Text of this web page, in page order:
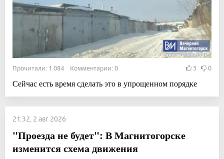
Прочитали: 1 084 Комментарии: 0 3 0
Сейчас есть время сделать это в упрощенном порядке
21:32, 2 авг 2026
"Проезда не будет": В Магнитогорске
изменится схема движения